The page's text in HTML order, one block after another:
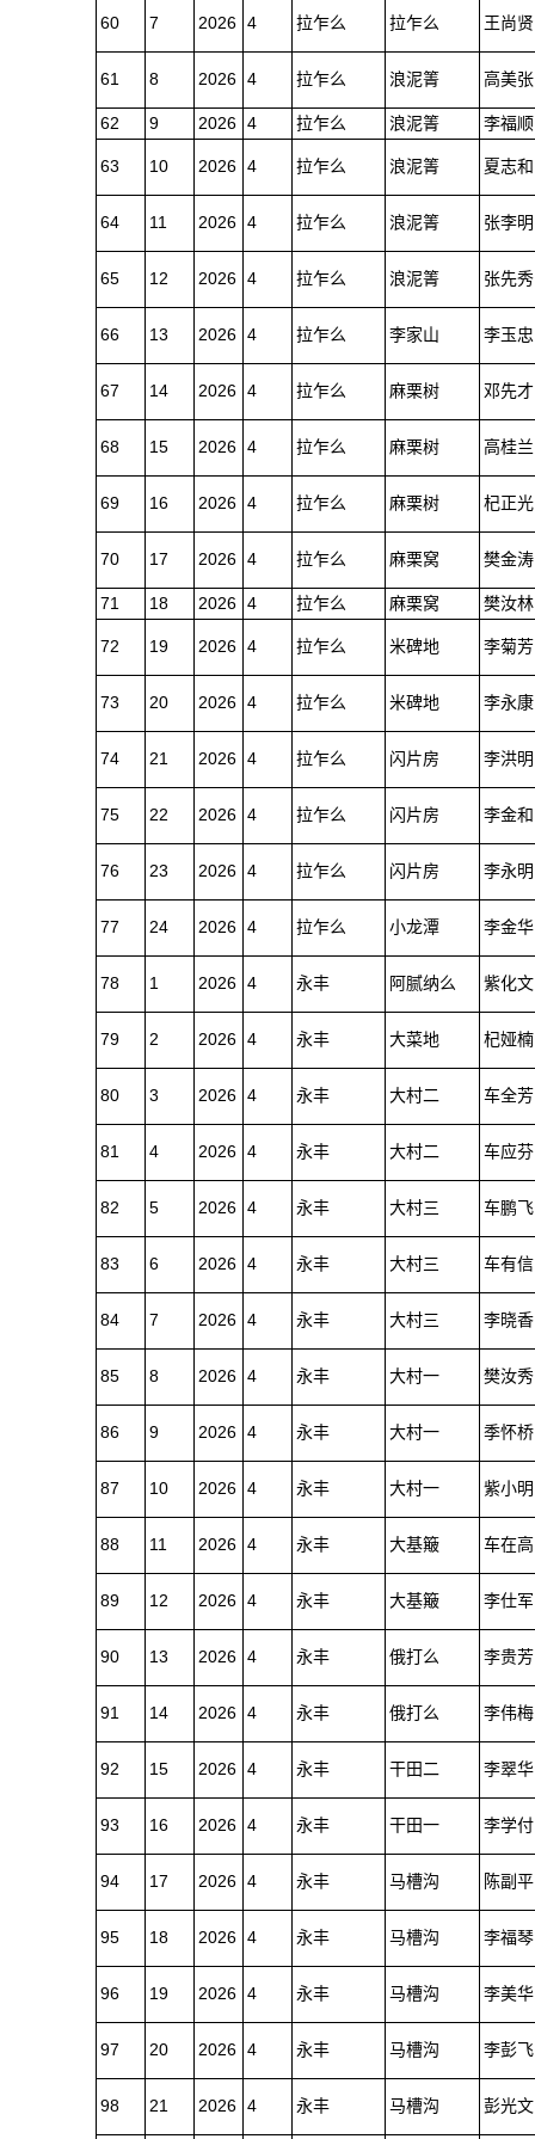
60 7 2026 4 拉乍么 拉乍么 王尚贤
61 8 2026 4 拉乍么 浪泥箐 高美张
62 9 2026 4 拉乍么 浪泥箐 李福顺
63 10 2026 4 拉乍么 浪泥箐 夏志和
64 11 2026 4 拉乍么 浪泥箐 张李明
65 12 2026 4 拉乍么 浪泥箐 张先秀
66 13 2026 4 拉乍么 李家山 李玉忠
67 14 2026 4 拉乍么 麻栗树 邓先才
68 15 2026 4 拉乍么 麻栗树 高桂兰
69 16 2026 4 拉乍么 麻栗树 杞正光
70 17 2026 4 拉乍么 麻栗窝 樊金涛
71 18 2026 4 拉乍么 麻栗窝 樊汝林
72 19 2026 4 拉乍么 米碑地 李菊芳
73 20 2026 4 拉乍么 米碑地 李永康
74 21 2026 4 拉乍么 闪片房 李洪明
75 22 2026 4 拉乍么 闪片房 李金和
76 23 2026 4 拉乍么 闪片房 李永明
77 24 2026 4 拉乍么 小龙潭 李金华
78 1 2026 4 永丰 阿腻纳么 紫化文
79 2 2026 4 永丰 大菜地 杞娅楠
80 3 2026 4 永丰 大村二 车全芳
81 4 2026 4 永丰 大村二 车应芬
82 5 2026 4 永丰 大村三 车鹏飞
83 6 2026 4 永丰 大村三 车有信
84 7 2026 4 永丰 大村三 李晓香
85 8 2026 4 永丰 大村一 樊汝秀
86 9 2026 4 永丰 大村一 季怀桥
87 10 2026 4 永丰 大村一 紫小明
88 11 2026 4 永丰 大基簸 车在高
89 12 2026 4 永丰 大基簸 李仕军
90 13 2026 4 永丰 俄打么 李贵芳
91 14 2026 4 永丰 俄打么 李伟梅
92 15 2026 4 永丰 干田二 李翠华
93 16 2026 4 永丰 干田一 李学付
94 17 2026 4 永丰 马槽沟 陈副平
95 18 2026 4 永丰 马槽沟 李福琴
96 19 2026 4 永丰 马槽沟 李美华
97 20 2026 4 永丰 马槽沟 李彭飞
98 21 2026 4 永丰 马槽沟 彭光文